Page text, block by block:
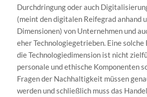
Durchdringung oder auch
(meint den digitalen Reifegrad anhand
Dimensionen) von Unternehmen und
eher Technologiegetrieben. Eine solche
die Technologiedimension ist nicht
personale und ethische Komponenten
Fragen der Nachhaltigkeit müssen
werden und schließlich muss das